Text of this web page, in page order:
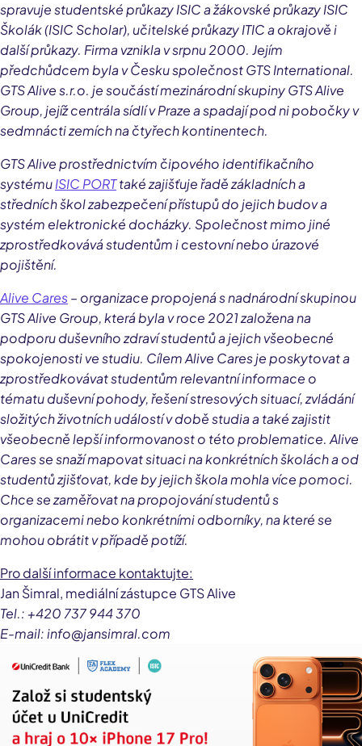
spravuje studentské průkazy ISIC a žákovské průkazy ISIC
Školák (ISIC Scholar), učitelské průkazy ITIC a okrajově i
další průkazy. Firma vznikla v srpnu 2000. Jejím
předchůdcem byla v Česku společnost GTS International.
GTS Alive s.r.o. je součástí mezinárodní skupiny GTS Alive
Group, jejíž centrála sídlí v Praze a spadají pod ni pobočky v
sedmnácti zemích na čtyřech kontinentech.
GTS Alive prostřednictvím čipového identifikačního
systémuISIC PORTtaké zajišťuje řadě základních a
středních škol zabezpečení přístupů do jejich budov a
systém elektronické docházky. Společnost mimo jiné
zprostředkovává studentům i cestovní nebo úrazové
pojištění.
Alive Cares– organizace propojená s nadnárodní skupinou
GTS Alive Group, která byla v roce 2021 založena na
podporu duševního zdraví studentů a jejich všeobecné
spokojenosti ve studiu. Cílem Alive Cares je poskytovat a
zprostředkovávat studentům relevantní informace o
tématu duševní pohody, řešení stresových situací, zvládání
složitých životních událostí v době studia a také zajistit
všeobecně lepší informovanost o této problematice. Alive
Cares se snaží mapovat situaci na konkrétních školách a od
studentů zjišťovat, kde by jejich škola mohla více pomoci.
Chce se zaměřovat na propojování studentů s
organizacemi nebo konkrétními odborníky, na které se
mohou obrátit v případě potíží.
Pro další informace kontaktujte:
Jan Šimral, mediální zástupce GTS Alive
Tel.: +420 737 944 370
E-mail: info@jansimral.com